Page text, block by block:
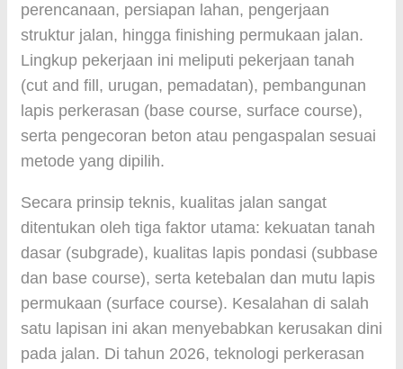
perencanaan, persiapan lahan, pengerjaan
struktur jalan, hingga finishing permukaan jalan.
Lingkup pekerjaan ini meliputi pekerjaan tanah
(cut and fill, urugan, pemadatan), pembangunan
lapis perkerasan (base course, surface course),
serta pengecoran beton atau pengaspalan sesuai
metode yang dipilih.
Secara prinsip teknis, kualitas jalan sangat
ditentukan oleh tiga faktor utama: kekuatan tanah
dasar (subgrade), kualitas lapis pondasi (subbase
dan base course), serta ketebalan dan mutu lapis
permukaan (surface course). Kesalahan di salah
satu lapisan ini akan menyebabkan kerusakan dini
pada jalan. Di tahun 2026, teknologi perkerasan